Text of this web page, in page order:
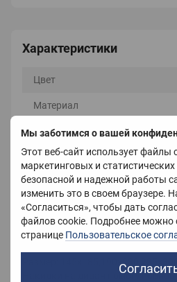
Мы заботимся о вашей
Этот веб-сайт использует файлы
маркетинговых и
безопасной и надежной работы
изменить это в своем браузере.
«Согласиться», чтобы дать
файлов cookie. Подробнее можно
странице Пользовательское
Характеристики
Цвет
Материал
Размер
Страна-производитель
Вес
Описание
Размер: 145х185,190х230,235х300
Накидки на диван помогут